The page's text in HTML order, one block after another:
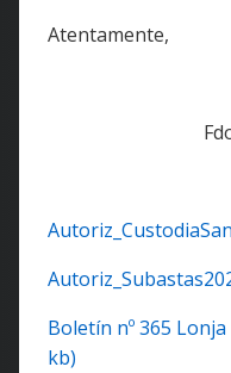
Atentamente,
Boletín nº 365
kb)